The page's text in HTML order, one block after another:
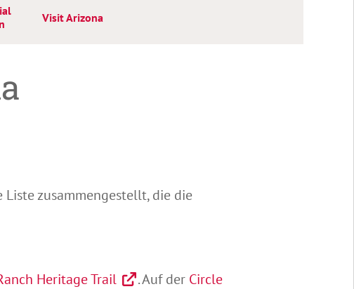
Visit Arizona
zusammengestellt, die die
Heritage Trail . Auf der Circle